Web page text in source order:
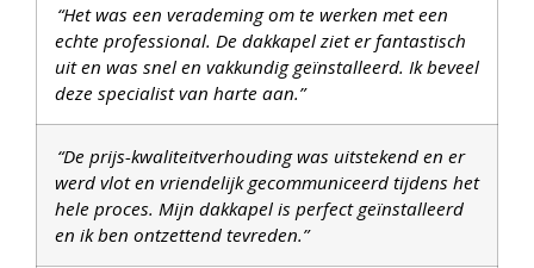
“Het was een verademing om te werken met een
echte professional. De dakkapel ziet er fantastisch
uit en was snel en vakkundig geïnstalleerd. Ik beveel
deze specialist van harte aan.”
“De prijs-kwaliteitverhouding was uitstekend en er
werd vlot en vriendelijk gecommuniceerd tijdens het
hele proces. Mijn dakkapel is perfect geïnstalleerd
en ik ben ontzettend tevreden.”